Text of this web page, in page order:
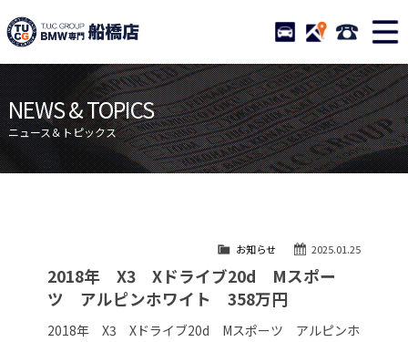
TUCグループ BMW専門 船
STOCK ACCESS 047-
ニュース
在庫リスト
目玉車両一覧
店舗紹介
保証＆サービス
アクセスマップ
自動車保険
TUCとは？
リクルート
納車blog
スタッフblog
NEWS & TOPICS
ニュース＆トピックス
2025.01.25
お知らせ
2018年 X3 Xドライブ20d Mスポー
ツ アルピンホワイト 358万円
2018年 X3 Xドライブ20d Mスポーツ アルピンホ